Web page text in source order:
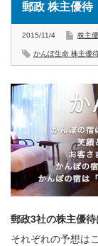
郵政 株主優待
2015/11/4 株主
かんぽ生命 株主優
郵政3社の株主優待
それぞれの予想は